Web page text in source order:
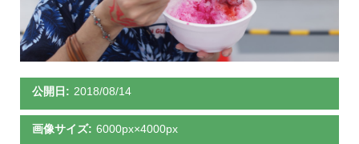
公開日: 2018/08/14
画像サイズ: 6000px×4000px